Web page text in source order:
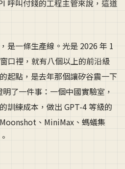
呼叫付錢的工程主管來說，這道
是一條生產線。光是 2026 年 1
口裡，就有八個以上的前沿級
起點，是去年那個讓矽谷震一下
了一件事：一個中國實驗室，
訓練成本，做出 GPT-4 等級的
、MiniMax、螞蟻集